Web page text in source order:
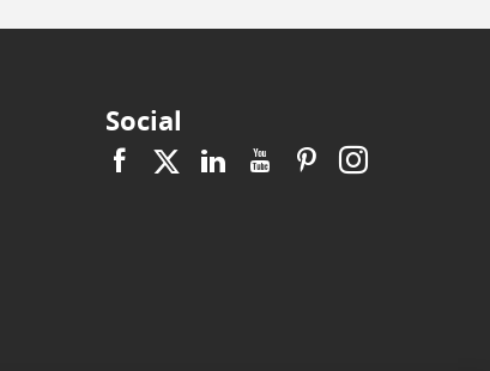
Social